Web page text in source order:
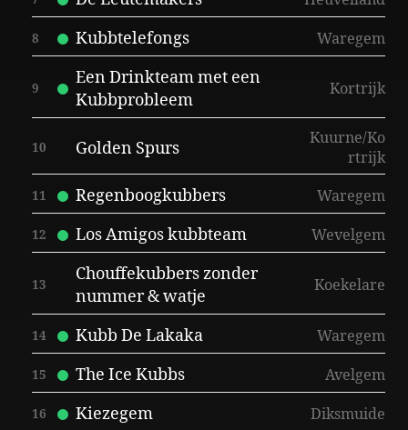
8 Kubbtelefongs Waregem
9
Een Drinkteam met een
Kubbprobleem
Kortrijk
10 Golden Spurs
Kuurne/Ko
rtrijk
11 Regenboogkubbers Waregem
12 Los Amigos kubbteam Wevelgem
13
Chouffekubbers zonder
nummer & watje
Koekelare
14 Kubb De Lakaka Waregem
15 The Ice Kubbs Avelgem
16 Kiezegem Diksmuide